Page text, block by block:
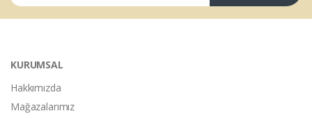
KURUMSAL
Hakkımızda
Mağazalarımız